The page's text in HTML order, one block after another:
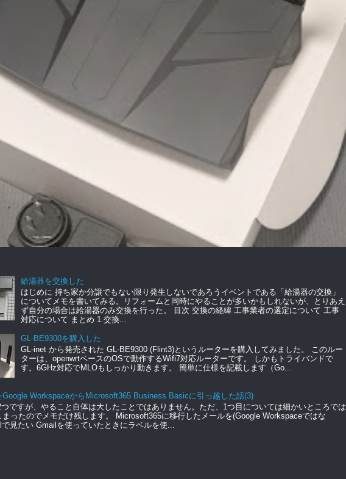
給湯器を交換した
はじめに 持ち家か分譲でもない限り発生しないであろうイベントである「給湯器の交換」
についてメモを書いてみる。リフォームと同時にやることが多いかもしれないが、とりあえ
ず自分の場合は給湯器のみ交換を行った。 目次 交換の経緯 工事業者の選定について 工事
対応について まとめ 1.交換...
GL-BE9300を購入した
GL-inet から発売された GL-BE9300 (Flint3)というルーターを購入してみました。 このルー
ターは、openwrtベースのOSで動作するWifi7対応ルーターです。 しかもトライバンドで
す。6GHz対応でMLOもしっかり動きます。 簡単に仕様を記載します（Go...
Google WorkspaceからMicrosoft365 Business Basicに引っ越した話(3)
ですが、やること自体は大したことではありません。ただ、1つ目については細かいところでは
まったのでメモだけ残します。 Microsoft365に移行したメールを(Google Workspaceではな
見たい Gmailを使っていたときにラベルを使...